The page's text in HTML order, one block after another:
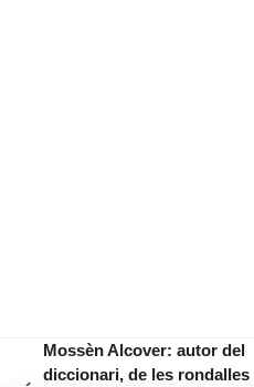
Mossèn Alcover: autor del
diccionari, de les rondalles